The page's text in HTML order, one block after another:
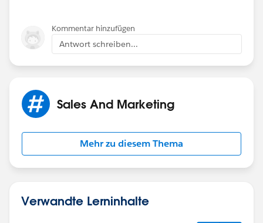
Kommentar hinzufügen
Antwort schreiben...
Sales And Marketing
Mehr zu diesem Thema
Verwandte Lerninhalte